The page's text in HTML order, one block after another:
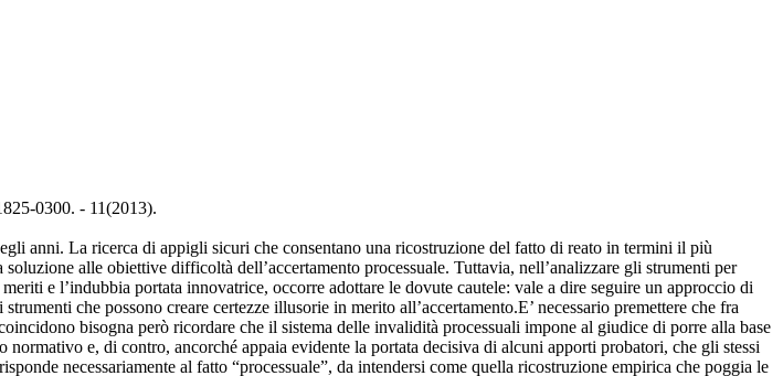
0300. - 11(2013).
anni. La ricerca di appigli sicuri che consentano una ricostruzione del fatto di reato in termini il più
alle obiettive difficoltà dell’accertamento processuale. Tuttavia, nell’analizzare gli strumenti per
e l’indubbia portata innovatrice, occorre adottare le dovute cautele: vale a dire seguire un approccio di
che possono creare certezze illusorie in merito all’accertamento.E’ necessario premettere che fra
bisogna però ricordare che il sistema delle invalidità processuali impone al giudice di porre alla base
e, di contro, ancorché appaia evidente la portata decisiva di alcuni apporti probatori, che gli stessi
necessariamente al fatto “processuale”, da intendersi come quella ricostruzione empirica che poggia le